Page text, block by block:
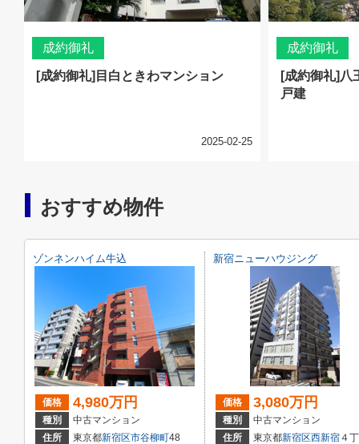
成約御礼
[成約御礼]目白ときわマンション
2025-02-25
成約御礼
[成約御礼]八
戸建
おすすめ物件
ゾンネンハイム牛込
価格 4,980万円
種別
中古マンション
住所
東京都新宿区市谷柳町48
新宿ニューハウジング
価格 3,080万円
種別
中古マンション
住所
東京都新宿区西新宿４丁目２１－１６